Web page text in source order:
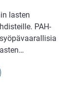
lasten
PAH-